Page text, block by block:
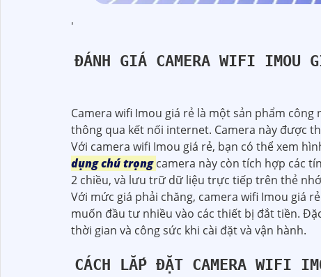
'
ĐÁNH GIÁ CAMERA WIFI IMOU
Camera wifi Imou giá rẻ là một sản phẩm
thông qua kết nối internet. Camera này được
Với camera wifi Imou giá rẻ, bạn có thể xem
dụng chú trọngcamera này còn tích hợp các
2 chiều, và lưu trữ dữ liệu trực tiếp trên thẻ
Với mức giá phải chăng, camera wifi Imou giá
muốn đầu tư nhiều vào các thiết bị đắt tiền.
thời gian và công sức khi cài đặt và vận hành.
CÁCH LẮP ĐẶT CAMERA WIFI